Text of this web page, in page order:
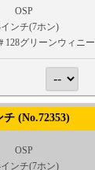
OSP
ンチ(7ホン)
128グリーンウィニー
(No.72353)
OSP
ンチ(7ホン)